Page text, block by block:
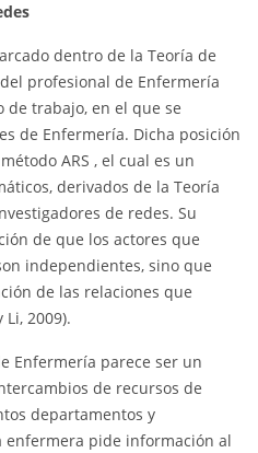
dentro de la Teoría de
profesional de Enfermería
trabajo, en el que se
de Enfermería. Dicha posición
ARS , el cual es un
derivados de la Teoría
de redes. Su
de que los actores que
independientes, sino que
de las relaciones que
2009).
Enfermería parece ser un
de recursos de
departamentos y
enfermera pide información al